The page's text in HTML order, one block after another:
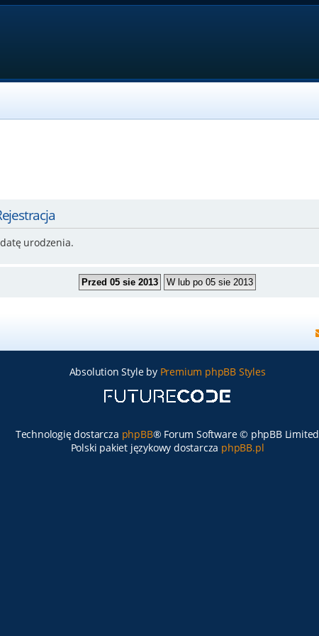
urodzenia.
Absolution Style by Premium phpBB Styles
Technologię dostarcza phpBB® Forum Software © phpBB Limited
Polski pakiet językowy dostarcza phpBB.pl